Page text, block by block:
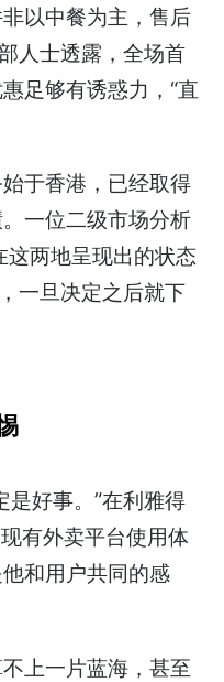
以中餐为主，售后
人士透露，全场首
足够有诱惑力，“直
于香港，已经取得
一位二级市场分析
两地呈现出的状态
一旦决定之后就下
是好事。”在利雅得
有外卖平台使用体
和用户共同的感
上一片蓝海，甚至